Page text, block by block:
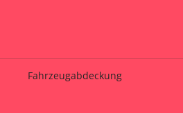
Fahrzeugabdeckung